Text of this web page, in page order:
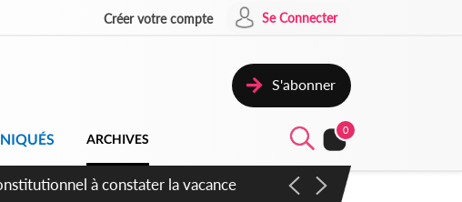
Créer votre compte Se Connecter
S'abonner
ARCHIVES
0
sauvages